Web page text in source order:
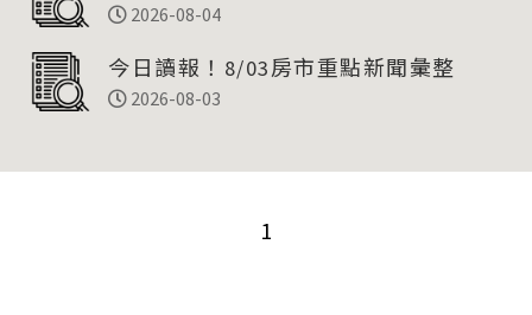
2026-08-04
今日讀報！8/03房市重點新聞彙整
2026-08-03
1